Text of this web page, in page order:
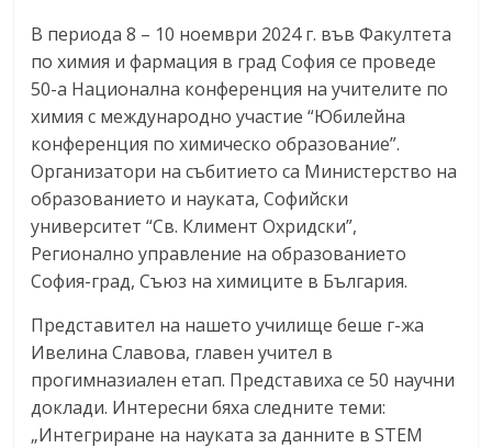
В периода 8 – 10 ноември 2024 г. във Факултета
по химия и фармация в град София се проведе
50-а Национална конференция на учителите по
химия с международно участие “Юбилейна
конференция по химическо образование”.
Организатори на събитието са Министерство на
образованието и науката, Софийски
университет “Св. Климент Охридски”,
Регионално управление на образованието
София-град, Съюз на химиците в България.
Представител на нашето училище беше г-жа
Ивелина Славова, главен учител в
прогимназиален етап. Представиха се 50 научни
доклади. Интересни бяха следните теми:
„Интегриране на науката за данните в STEM